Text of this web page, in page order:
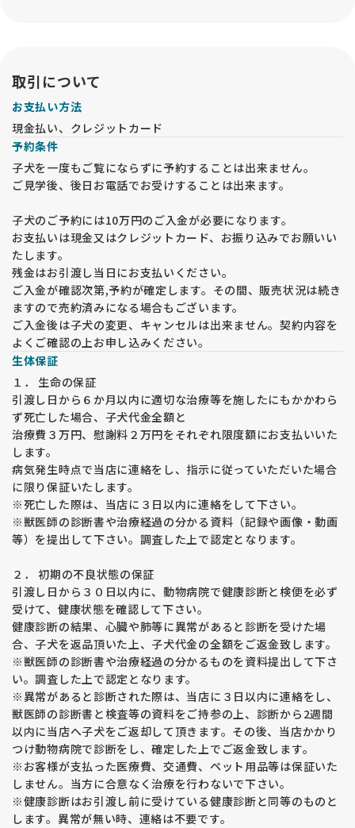
取引について
お支払い方法
現金払い、クレジットカード
予約条件
子犬を一度もご覧にならずに予約することは出来ません。
ご見学後、後日お電話でお受けすることは出来ます。
子犬のご予約には10万円のご入金が必要になります。
お支払いは現金又はクレジットカード、お振り込みでお願いい
たします。
残金はお引渡し当日にお支払いください。
ご入金が確認次第,予約が確定します。その間、販売状況は続き
ますので売約済みになる場合もございます。
ご入金後は子犬の変更、キャンセルは出来ません。契約内容を
よくご確認の上お申し込みください。
生体保証
１． 生命の保証
引渡し日から６か月以内に適切な治療等を施したにもかかわら
ず死亡した場合、子犬代金全額と
治療費３万円、慰謝料２万円をそれぞれ限度額にお支払いいた
します。
病気発生時点で当店に連絡をし、指示に従っていただいた場合
に限り保証いたします。
※死亡した際は、当店に３日以内に連絡をして下さい。
※獣医師の診断書や治療経過の分かる資料（記録や画像・動画
等）を提出して下さい。調査した上で認定となります。
２． 初期の不良状態の保証
引渡し日から３０日以内に、動物病院で健康診断と検便を必ず
受けて、健康状態を確認して下さい。
健康診断の結果、心臓や肺等に異常があると診断を受けた場
合、子犬を返品頂いた上、子犬代金の全額をご返金致します。
※獣医師の診断書や治療経過の分かるものを資料提出して下さ
い。調査した上で認定となります。
※異常があると診断された際は、当店に３日以内に連絡をし、
獣医師の診断書と検査等の資料をご持参の上、診断から2週間
以内に当店へ子犬をご返却して頂きます。その後、当店かかり
つけ動物病院で診断をし、確定した上でご返金致します。
※お客様が支払った医療費、交通費、ペット用品等は保証いた
しません。当方に合意なく治療を行わないで下さい。
※健康診断はお引渡し前に受けている健康診断と同等のものと
します。異常が無い時、連絡は不要です。